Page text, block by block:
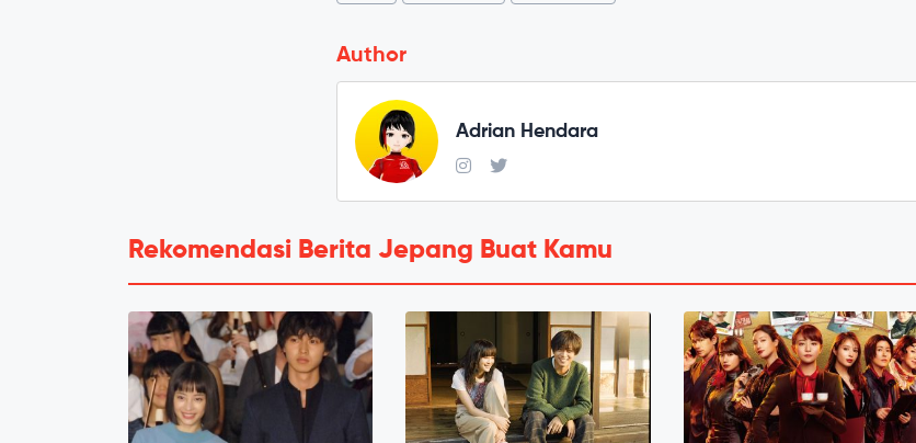
Author
Adrian Hendara
Rekomendasi Berita Jepang Buat Kamu